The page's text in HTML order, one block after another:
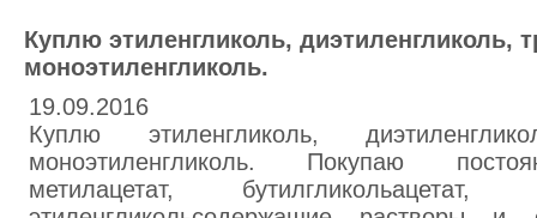
Куплю этиленгликоль, диэтиленгликоль,
моноэтиленгликоль.
19.09.2016
Куплю этиленгликоль,
моноэтиленгликоль. Покупаю
метилацетат,